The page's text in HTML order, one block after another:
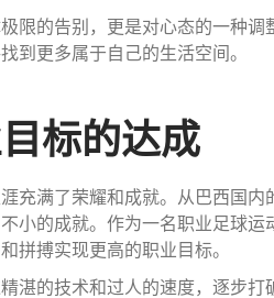
限的告别，更是对心态的一种
到更多属于自己的生活空间。
标的达成
充满了荣耀和成就。从巴西国
小的成就。作为一名职业足球
拼搏实现更高的职业目标。
湛的技术和过人的速度，逐步